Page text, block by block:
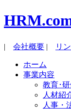
| 会社概要 | リ
ホーム
事業内容
教育･
人材紹
人事・